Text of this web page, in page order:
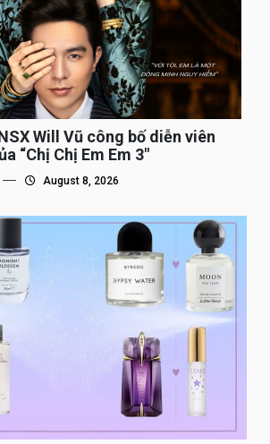
Will Vũ công bố diễn viên
“Chị Chị Em Em 3″
August 8, 2026